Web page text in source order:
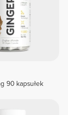
90 kapsułek